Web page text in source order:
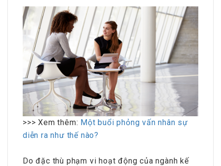
>>> Xem thêm: Một buổi phỏng vấn nhân sự
diễn ra như thế nào?
Do đặc thù phạm vi hoạt động của ngành kế